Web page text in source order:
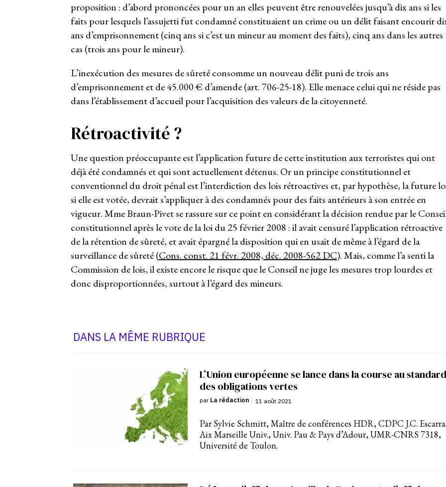
proposition : d’abord prononcées pour un an elles peuvent être renouvelées jusqu’à dix ans si les
faits pour lesquels l’assujetti fut condamné constituaient un crime ou un délit faisant encourir
ans d’emprisonnement (cinq ans si c’est un mineur au moment des faits), cinq ans dans les autres
cas (trois ans pour le mineur).
L’inexécution des mesures de sûreté consomme un nouveau délit puni de trois ans
d’emprisonnement et de 45.000 € d’amende (art. 706-25-18). Elle menace celui qui ne réside pas
dans l’établissement d’accueil pour l’acquisition des valeurs de la citoyenneté.
Rétroactivité ?
Une question préoccupante est l’application future de cette institution aux terroristes qui ont
déjà été condamnés et qui sont actuellement détenus. Or un principe constitutionnel et
conventionnel du droit pénal est l’interdiction des lois rétroactives et, par hypothèse, la future
si elle est votée, devrait s’appliquer à des condamnés pour des faits antérieurs à son entrée en
vigueur. Mme Braun-Pivet se rassure sur ce point en considérant la décision rendue par le
constitutionnel après le vote de la loi du 25 février 2008 : il avait censuré l’application rétroactive
de la rétention de sûreté, et avait épargné la disposition qui en usait de même à l’égard de la
surveillance de sûreté (Cons. const. 21 févr. 2008, déc. 2008-562 DC). Mais, comme l’a senti la
Commission de lois, il existe encore le risque que le Conseil ne juge les mesures trop lourdes et
donc disproportionnées, surtout à l’égard des mineurs.
DANS LA MÊME RUBRIQUE
L’Union européenne se lance dans la course au standard
des obligations vertes
par La rédaction | 11 août 2021
Par Sylvie Schmitt, Maître de conférences HDR, CDPC J.C.
Aix Marseille Univ., Univ. Pau & Pays d’Adour, UMR-CNRS 7318,
Université de Toulon.